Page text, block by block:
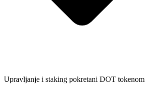
Upravljanje i staking pokretani DOT tokenom